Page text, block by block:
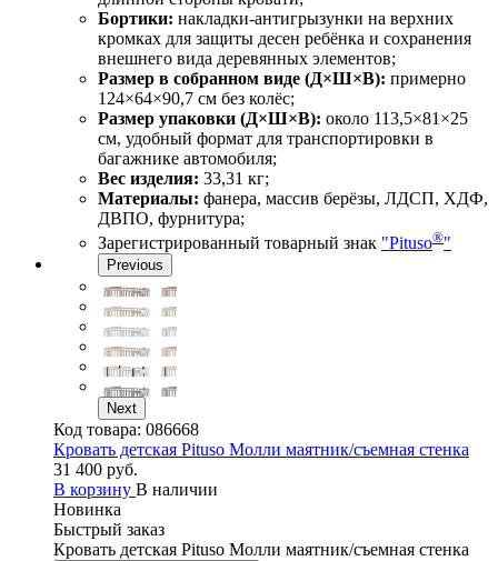
Бортики: накладки-антигрызунки на верхних
кромках для защиты десен ребёнка и сохранения
внешнего вида деревянных элементов;
Размер в собранном виде (Д×Ш×В): примерно
124×64×90,7 см без колёс;
Размер упаковки (Д×Ш×В): около 113,5×81×25
см, удобный формат для транспортировки в
багажнике автомобиля;
Вес изделия: 33,31 кг;
Материалы: фанера, массив берёзы, ЛДСП, ХДФ,
ДВПО, фурнитура;
Зарегистрированный товарный знак "Pituso®"
Previous
Next
Код товара: 086668
Кровать детская Pituso Молли маятник/съемная стенка
31 400 руб.
В корзину В наличии
Новинка
Быстрый заказ
Кровать детская Pituso Молли маятник/съемная стенка